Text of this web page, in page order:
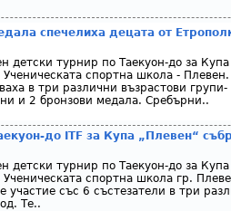
спечелиха децата от
детски турнир по Таекуон-до за
спортна школа -
в три различни възрастови
и 2 бронзови медала. Сребърни..
до ITF за Купа „Плевен“
детски турнир по Таекуон-до за
спортна школа гр.
участие със 6 състезатели в три
Те..